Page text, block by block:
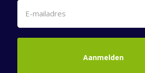
Aanmelden